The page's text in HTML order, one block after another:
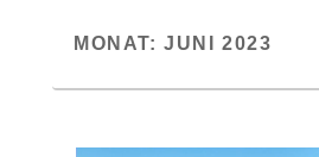
MONAT:JUNI 2023